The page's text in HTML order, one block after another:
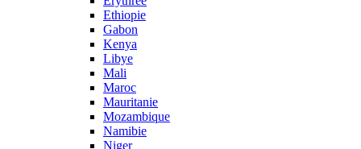
Ethiopie
Gabon
Kenya
Libye
Mali
Maroc
Mauritanie
Mozambique
Namibie
Niger